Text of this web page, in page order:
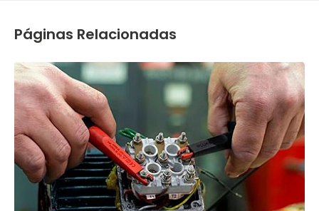
Páginas Relacionadas